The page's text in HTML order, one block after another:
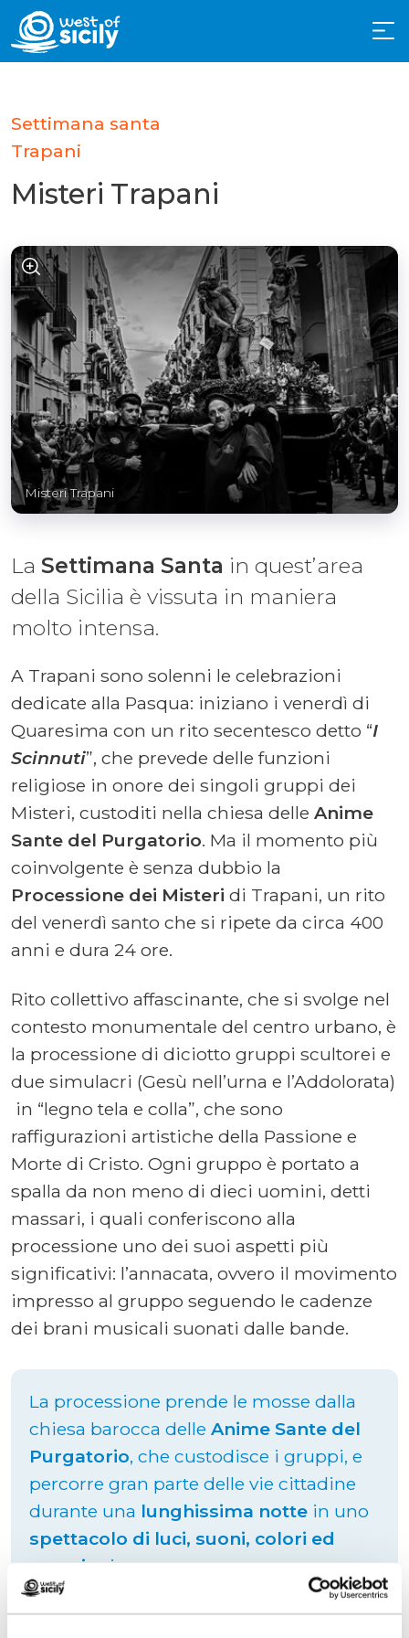
Settimana santa
Trapani
Misteri Trapani
Misteri Trapani
La Settimana Santa in quest’area
della Sicilia è vissuta in maniera
molto intensa.
A Trapani sono solenni le celebrazioni
dedicate alla Pasqua: iniziano i venerdì di
Quaresima con un rito secentesco detto “I
Scinnuti”, che prevede delle funzioni
religiose in onore dei singoli gruppi dei
Misteri, custoditi nella chiesa delle Anime
Sante del Purgatorio. Ma il momento più
coinvolgente è senza dubbio la
Processione dei Misteri di Trapani, un rito
del venerdì santo che si ripete da circa 400
anni e dura 24 ore.
Rito collettivo affascinante, che si svolge nel
contesto monumentale del centro urbano, è
la processione di diciotto gruppi scultorei e
due simulacri (Gesù nell’urna e l’Addolorata)
in “legno tela e colla”, che sono
raffigurazioni artistiche della Passione e
Morte di Cristo. Ogni gruppo è portato a
spalla da non meno di dieci uomini, detti
massari, i quali conferiscono alla
processione uno dei suoi aspetti più
significativi: l’annacata, ovvero il movimento
impresso al gruppo seguendo le cadenze
dei brani musicali suonati dalle bande.
La processione prende le mosse dalla
chiesa barocca delle Anime Sante del
Purgatorio, che custodisce i gruppi, e
percorre gran parte delle vie cittadine
durante una lunghissima notte in uno
spettacolo di luci, suoni, colori ed
emozioni.